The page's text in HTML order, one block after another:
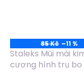
85 Kč –11 %
Staleks Mũi mài
cương hình trụ